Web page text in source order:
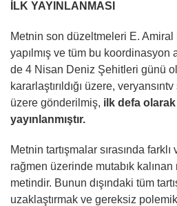
İLK YAYINLANMASI
Metnin son düzeltmeleri E. Amiral
yapılmış ve tüm bu
de 4 Nisan Deniz Şehitleri günü
kararlaştırıldığı üzere,
üzere gönderilmiş, ilk defa
yayınlanmıştır.
Metnin tartışmalar sırasında
rağmen üzerinde mutabık
metindir. Bunun dışındaki tüm
uzaklaştırmak ve gereksiz